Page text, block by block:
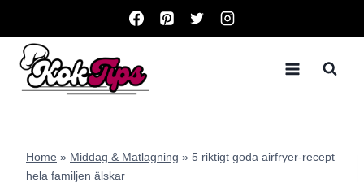
content
Home » Middag & Matlagning » 5 riktigt goda airfryer-recept
hela familjen älskar